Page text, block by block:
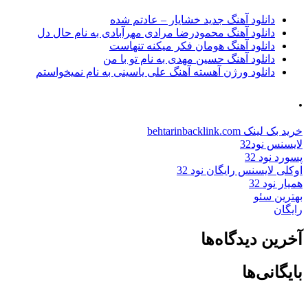
دانلود آهنگ جدید خشایار – عادتم شده
دانلود آهنگ محمودرضا مرادی مهرآبادی به نام حال دل
دانلود آهنگ هومان فکر میکنه تنهاست
دانلود آهنگ حسین مهدی به نام تو با من
دانلود ورژن آهسته آهنگ علی یاسینی به نام نمیخواستم
.
خرید بک لینک behtarinbacklink.com
لایسنس نود32
پسورد نود 32
اوکلی لایسنس رایگان نود 32
همیار نود 32
بهترین سئو
رایگان
آخرین دیدگاه‌ها
بایگانی‌ها